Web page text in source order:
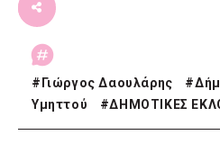
#Γιώργος Δαουλάρης #
Υμηττού
#ΔΗΜΟΤΙΚΕΣ